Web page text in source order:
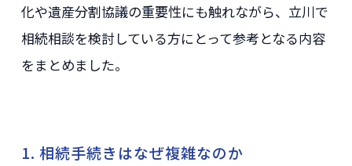
化や遺産分割協議の重要性にも触れながら、立川で
相続相談を検討している方にとって参考となる内容
をまとめました。
1. 相続手続きはなぜ複雑なのか